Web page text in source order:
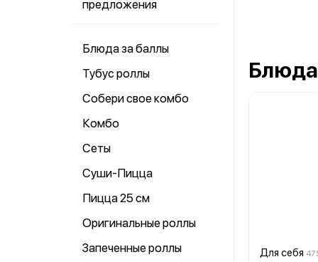
предложения
Блюда за баллы
Тубус роллы
Собери свое комбо
Комбо
Сеты
Суши-Пицца
Пицца 25 см
Оригинальные роллы
Запеченные роллы
Для себя